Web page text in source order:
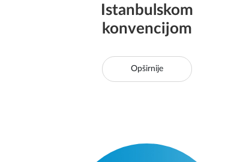
Istanbulskom
konvencijom
Opširnije